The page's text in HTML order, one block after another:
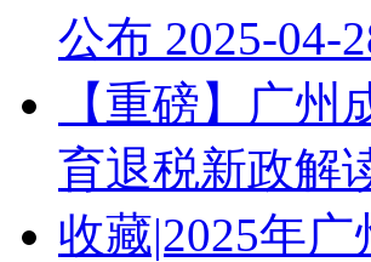
公布 2025-04-
【重磅】广
育退税新政解
收藏|2025年